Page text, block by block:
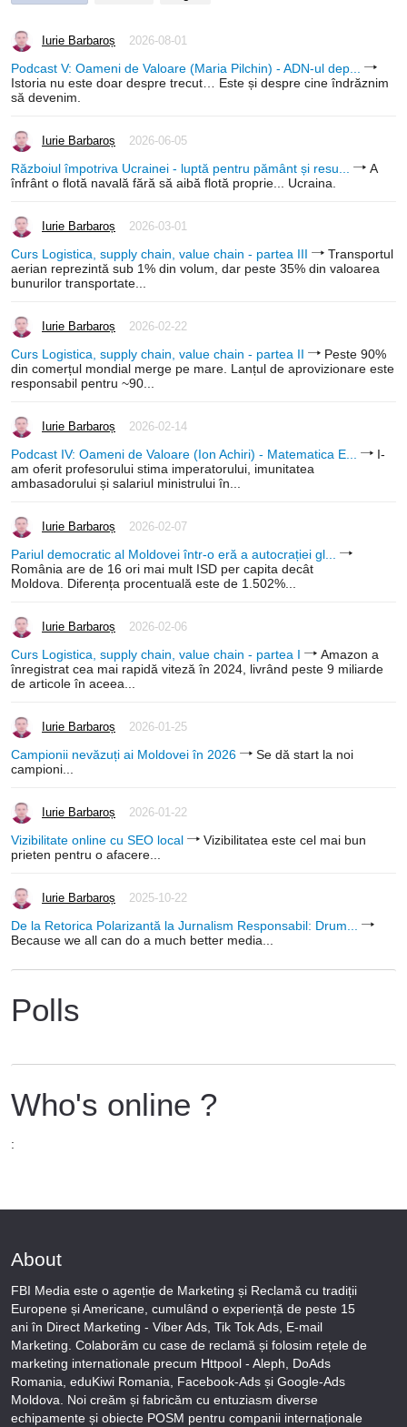
Iurie Barbaroș 2026-08-01
Podcast V: Oameni de Valoare (Maria Pilchin) - ADN-ul dep...
Istoria nu este doar despre trecut… Este și despre cine îndrăznim
să devenim.
Iurie Barbaroș 2026-06-05
Războiul împotriva Ucrainei - luptă pentru pământ și resu...
A
înfrânt o flotă navală fără să aibă flotă proprie... Ucraina.
Iurie Barbaroș 2026-03-01
Curs Logistica, supply chain, value chain - partea III
Transportul
aerian reprezintă sub 1% din volum, dar peste 35% din valoarea
bunurilor transportate...
Iurie Barbaroș 2026-02-22
Curs Logistica, supply chain, value chain - partea II
Peste 90%
din comerțul mondial merge pe mare. Lanțul de aprovizionare este
responsabil pentru ~90...
Iurie Barbaroș 2026-02-14
Podcast IV: Oameni de Valoare (Ion Achiri) - Matematica E...
I-
am oferit profesorului stima imperatorului, imunitatea
ambasadorului și salariul ministrului în...
Iurie Barbaroș 2026-02-07
Pariul democratic al Moldovei într-o eră a autocrației gl...
România are de 16 ori mai mult ISD per capita decât
Moldova. Diferența procentuală este de 1.502%...
Iurie Barbaroș 2026-02-06
Curs Logistica, supply chain, value chain - partea I
Amazon a
înregistrat cea mai rapidă viteză în 2024, livrând peste 9 miliarde
de articole în aceea...
Iurie Barbaroș 2026-01-25
Campionii nevăzuți ai Moldovei în 2026
Se dă start la noi
campioni...
Iurie Barbaroș 2026-01-22
Vizibilitate online cu SEO local
Vizibilitatea este cel mai bun
prieten pentru o afacere...
Iurie Barbaroș 2025-10-22
De la Retorica Polarizantă la Jurnalism Responsabil: Drum...
Because we all can do a much better media...
Polls
Who's online ?
:
About
FBI Media este o agenție de Marketing și Reclamă cu tradiții
Europene și Americane, cumulând o experiență de peste 15
ani în Direct Marketing - Viber Ads, Tik Tok Ads, E-mail
Marketing. Colaborăm cu case de reclamă și folosim rețele de
marketing internationale precum Httpool - Aleph, DoAds
Romania, eduKiwi Romania, Facebook-Ads și Google-Ads
Moldova. Noi creăm și fabricăm cu entuziasm diverse
echipamente și obiecte POSM pentru companii internaționale